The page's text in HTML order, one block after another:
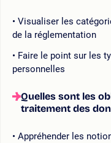
Visualiser les
de la réglementation
Faire le point sur les
personnelles
Quelles sont les
traitement des
Appréhender les